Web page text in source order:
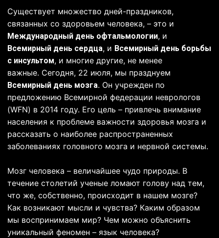
Существует множество дней-праздников,
связанных со здоровьем человека, – это и
Международный день офтальмологии, и
Всемирный день сердца, и Всемирный день борьбы
с инсультом, и многие другие, не менее
важные. Сегодня, 22 июля, мы празднуем
Всемирный день мозга. Он учрежден по
предложению Всемирной федерации неврологов
(WFN) в 2014 году. Его цель – привлечь внимание
населения к проблеме важности здоровья мозга и
рассказать о наиболее распространенных
заболеваниях головного мозга и нервной системы.
Мозг человека – величайшее чудо природы. В
течение столетий ученые ломают голову над тем,
что же, собственно, происходит в нашем мозге?
Как возникают мысли и чувства? Каким образом
мы воспринимаем мир? Чем можно объяснить
уникальный феномен – язык человека?